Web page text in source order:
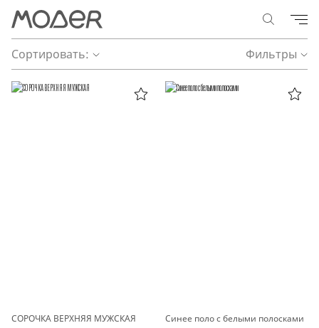
Сортировать: Фильтры
СОРОЧКА ВЕРХНЯЯ МУЖСКАЯ Синее поло с белыми полосками